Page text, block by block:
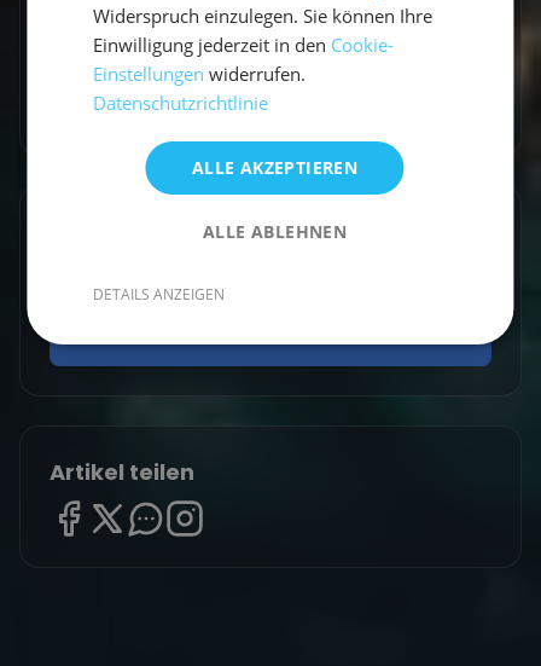
Zum Autorenprofil→
Entdecke ähnliche Törns
Artikel teilen
Widerspruch einzulegen. Sie können Ihre
Einwilligung jederzeit in den Cookie-
Einstellungen widerrufen.
Datenschutzrichtlinie
ALLE AKZEPTIEREN
ALLE ABLEHNEN
DETAILS ANZEIGEN